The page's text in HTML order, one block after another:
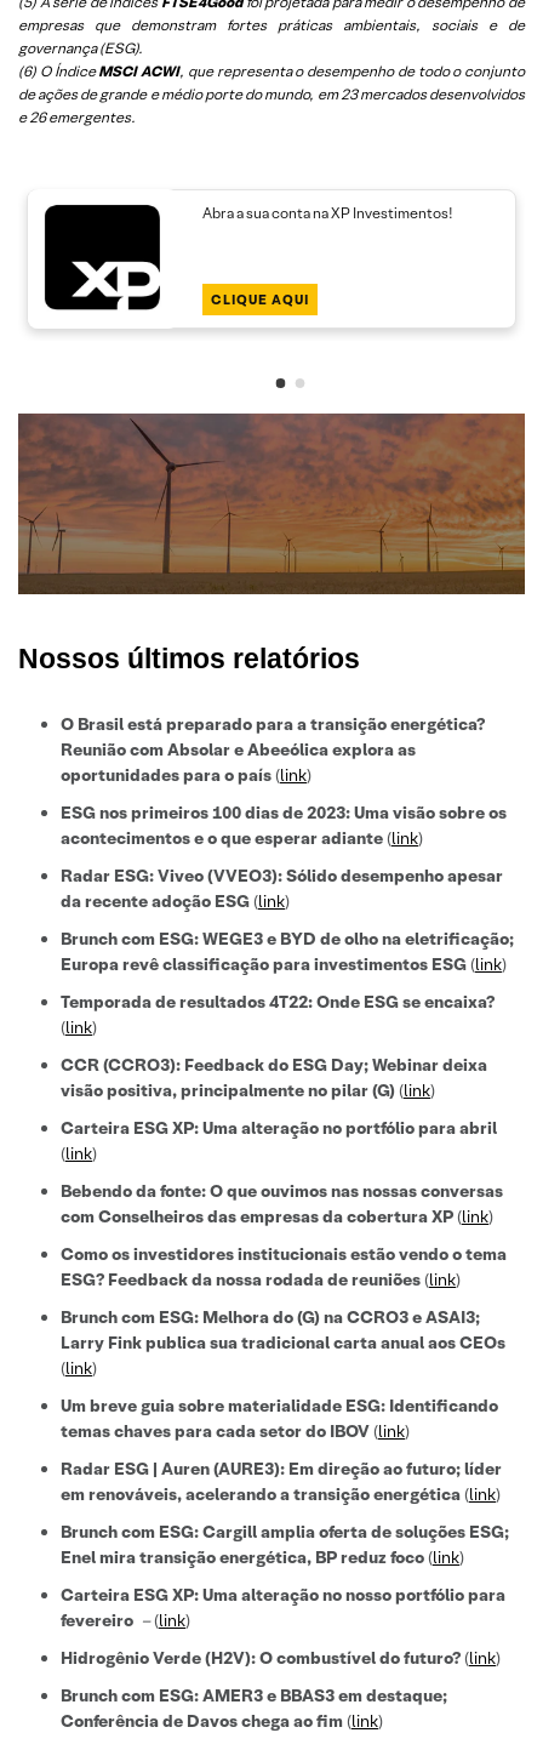
empresas que demonstram fortes práticas ambientais, sociais e de
governança (ESG).
(6) O ÍndiceMSCI ACWI, que representa o desempenho de todo o conjunto
de ações de grande e médio porte do mundo, em 23 mercados desenvolvidos
e 26 emergentes.
Abra a sua conta na XP Investimentos!
CLIQUE AQUI
Nossos últimos relatórios
O Brasil está preparado para a transição energética?
Reunião com Absolar e Abeeólica explora as
oportunidades para o país(link)
ESG nos primeiros 100 dias de 2023: Uma visão sobre os
acontecimentos e o que esperar adiante(link)
Radar ESG: Viveo (VVEO3): Sólido desempenho apesar
da recente adoção ESG(link)
Brunch com ESG: WEGE3 e BYD de olho na eletrificação;
Europa revê classificação para investimentos ESG(link)
Temporada de resultados 4T22: Onde ESG se encaixa?
(link)
CCR (CCRO3): Feedback do ESG Day; Webinar deixa
visão positiva, principalmente no pilar (G)(link)
Carteira ESG XP: Uma alteração no portfólio para abril
(link)
Bebendo da fonte: O que ouvimos nas nossas conversas
com Conselheiros das empresas da cobertura XP(link)
Como os investidores institucionais estão vendo o tema
ESG? Feedback da nossa rodada de reuniões(link)
Brunch com ESG: Melhora do (G) na CCRO3 e ASAI3;
Larry Fink publica sua tradicional carta anual aos CEOs
(link)
Um breve guia sobre materialidade ESG: Identificando
temas chaves para cada setor do IBOV(link)
Radar ESG | Auren (AURE3): Em direção ao futuro; líder
em renováveis, acelerando a transição energética(link)
Brunch com ESG: Cargill amplia oferta de soluções ESG;
Enel mira transição energética, BP reduz foco(link)
Carteira ESG XP: Uma alteração no nosso portfólio para
fevereiro –(link)
Hidrogênio Verde (H2V): O combustível do futuro?(link)
Brunch com ESG: AMER3 e BBAS3 em destaque;
Conferência de Davos chega ao fim(link)